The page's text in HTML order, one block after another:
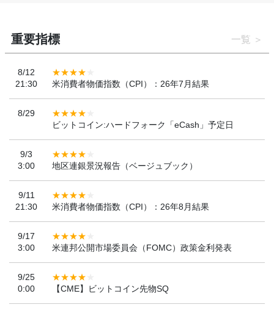
重要指標 一覧
8/12
21:30
米消費者物価指数（CPI）：26年7月結果
8/29
ビットコイン:ハードフォーク「eCash」予定日
9/3
3:00
地区連銀景況報告（ベージュブック）
9/11
21:30
米消費者物価指数（CPI）：26年8月結果
9/17
3:00
米連邦公開市場委員会（FOMC）政策金利発表
9/25
0:00
【CME】ビットコイン先物SQ